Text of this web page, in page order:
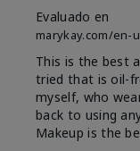
Evaluado en
marykay.com/en-
This is the best
tried that is oil-
myself, who
back to using
Makeup is the